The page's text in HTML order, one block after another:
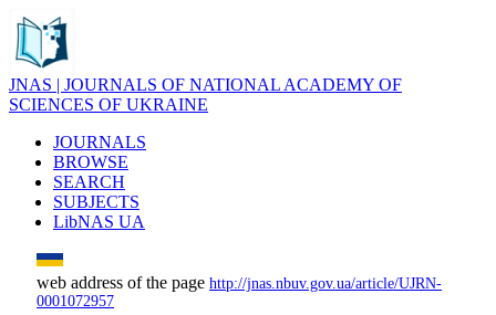
JNAS | JOURNALS OF NATIONAL ACADEMY OF
SCIENCES OF UKRAINE
JOURNALS
BROWSE
SEARCH
SUBJECTS
LibNAS UA
web address of the page http://jnas.nbuv.gov.ua/article/UJRN-
0001072957